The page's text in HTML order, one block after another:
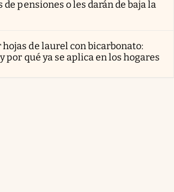
pensiones o les darán de baja la
hojas de laurel con bicarbonato:
por qué ya se aplica en los hogares